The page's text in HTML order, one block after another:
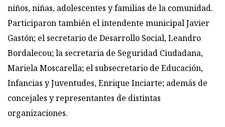
niños, niñas, adolescentes y familias de la comunidad.
Participaron también el intendente municipal Javier
Gastón; el secretario de Desarrollo Social, Leandro
Bordalecou; la secretaria de Seguridad Ciudadana,
Mariela Moscarella; el subsecretario de Educación,
Infancias y Juventudes, Enrique Inciarte; además de
concejales y representantes de distintas
organizaciones.